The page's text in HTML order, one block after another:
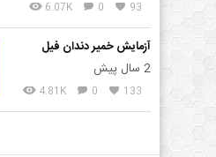
6.07K 0 93
آزمایش خمیر دندان فیل
2 سال پیش
4.81K 0 133